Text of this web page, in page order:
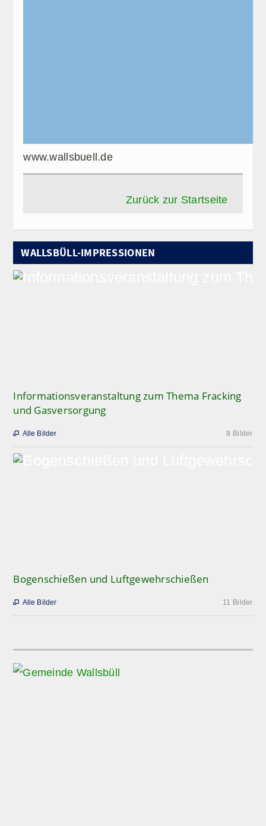
www.wallsbuell.de
Zurück zur Startseite
WALLSBÜLL-IMPRESSIONEN
Informationsveranstaltung zum Thema Fracking
und Gasversorgung
8 Bilder
 Alle Bilder
Bogenschießen und Luftgewehrschießen
11 Bilder
 Alle Bilder